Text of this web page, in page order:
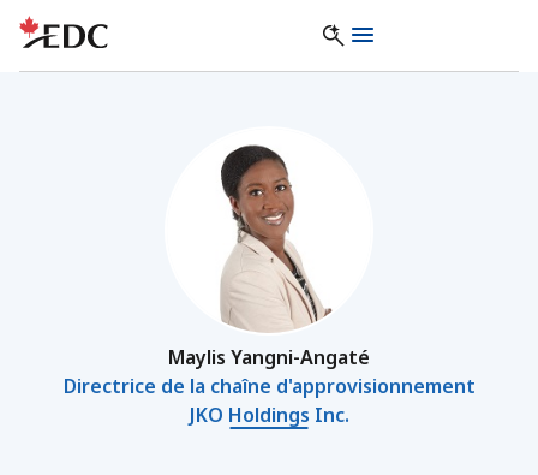
Maylis Yangni-Angaté
Directrice de la chaîne d'approvisionnement
JKO Holdings Inc.